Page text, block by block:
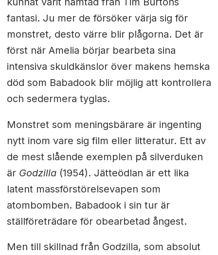
fantasi. Ju mer de försöker värja sig för
monstret, desto värre blir plågorna. Det är
först när Amelia börjar bearbeta sina
intensiva skuldkänslor över makens hemska
död som Babadook blir möjlig att kontrollera
och sedermera tyglas.
Monstret som meningsbärare är ingenting
nytt inom vare sig film eller litteratur. Ett av
de mest slående exemplen på silverduken
är Godzilla(1954). Jätteödlan är ett lika
latent massförstörelsevapen som
atombomben. Babadook i sin tur är
ställföreträdare för obearbetad ångest.
Men till skillnad från Godzilla, som absolut